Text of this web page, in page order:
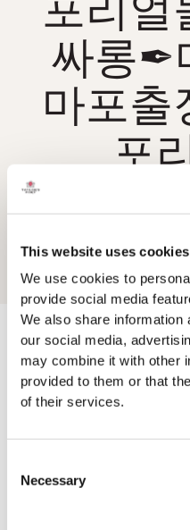
This website uses cookies
We use cookies to
provide social media
We also share information
our social media,
may combine it with other
provided to them or that
of their services.
Selection
Necessary
포리얼
싸롱✒
마포출
포
Não foram encontrados resultados.